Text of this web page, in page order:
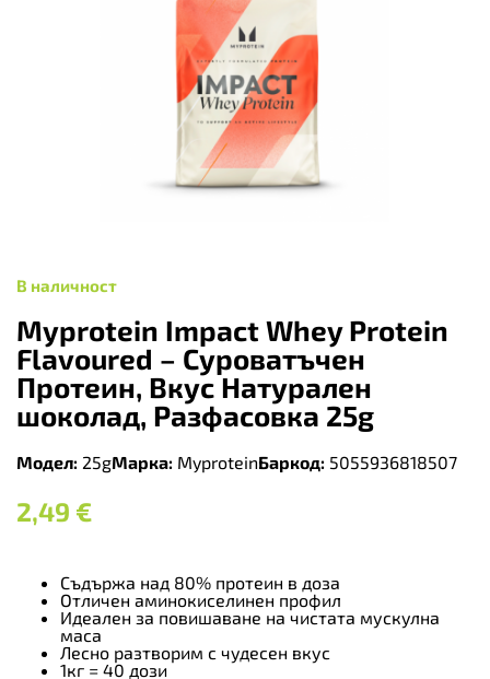
В наличност
Myprotein Impact Whey Protein
Flavoured – Суроватъчен
Протеин, Вкус Натурален
шоколад, Разфасовка 25g
Модел: 25gМарка: MyproteinБаркод: 5055936818507
2,49 €
Съдържа над 80% протеин в доза
Отличен аминокиселинен профил
Идеален за повишаване на чистата мускулна
маса
Лесно разтворим с чудесен вкус
1кг = 40 дози